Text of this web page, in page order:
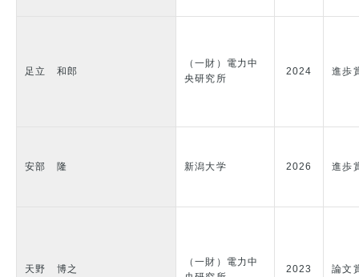
足立 和郎
（一財）電力中
央研究所
2024 進歩
安部 隆 新潟大学 2026 進歩
天野 博之
（一財）電力中
2023 論文